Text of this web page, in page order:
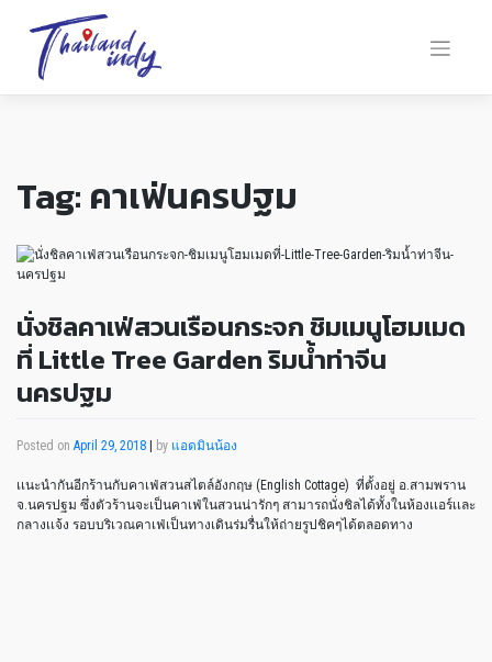
Tag: คาเฟ่นครปฐม
นั่งชิลคาเฟ่สวนเรือนกระจก ชิมเมนูโฮมเมด
ที่ Little Tree Garden ริมน้ำท่าจีน
นครปฐม
Posted on April 29, 2018 | by แอดมินน้อง
เเนะนำกันอีกร้านกับคาเฟ่สวนสไตล์อังกฤษ (English Cottage) ที่ตั้งอยู่ อ.สามพราน
จ.นครปฐม ซึ่งตัวร้านจะเป็นคาเฟ่ในสวนน่ารักๆ สามารถนั่งชิลได้ทั้งในห้องเเอร์เเละ
กลางเเจ้ง รอบบริเวณคาเฟ่เป็นทางเดินร่มรื่นให้ถ่ายรูปชิคๆได้ตลอดทาง